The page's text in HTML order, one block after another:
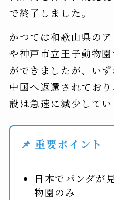
で終了しました。
かつては和歌山県の
や神戸市立王子動物
ができましたが、い
中国へ返還されてお
設は急速に減少してい
📌 重要ポイント
日本でパンダが
物園のみ